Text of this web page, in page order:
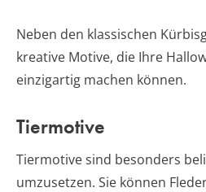
Neben den klassischen
kreative Motive, die Ihre
einzigartig machen können.
Tiermotive
Tiermotive sind besonders
umzusetzen. Sie können